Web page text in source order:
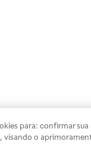
para: confirmar
visando o